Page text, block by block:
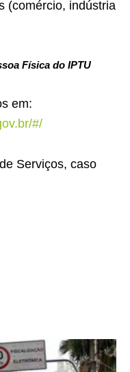
(comércio, indústria
Física do IPTU
em:
#/
Serviços, caso